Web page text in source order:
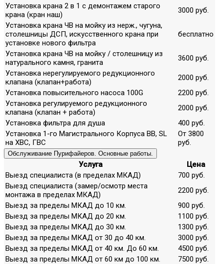
Установка крана 2 в 1 с демонтажем старого
крана (кран наш)
3000 руб.
Установка крана ЧВ на мойку из нерж., чугуна,
столешницы ДСП, искусственного крана при
установке нового фильтра
бесплатно
Установка крана ЧВ на мойку / столешницу из
натурального камня, гранита
3600 руб.
Установка нерегулируемого редукционного
клапана (клапан+работа)
2000 руб.
Установка повысительного насоса 100G
2200 руб.
Установка регулируемого редукционного
клапана (клапан + работа)
2000 руб.
Установка фильтра для душа
400 руб.
Установка 1-го Магистрального Корпуса ВВ, SL
на ХВС, ГВС
От 3800
руб.
Обслуживание Пурифайеров. Основные работы.
Услуга
Цена
Выезд специалиста (в пределах МКАД)
700 руб.
Выезд специалиста (замер/осмотр места
монтажа в пределах МКАД)
2200 руб.
Выезд за пределы МКАД до 10 км.
900 руб.
Выезд за пределы МКАД до 20 км.
1100 руб.
Выезд за пределы МКАД до 30 км.
1300 руб.
Выезд за пределы МКАД от 30 до 40 км.
3000 руб.
Выезд за пределы МКАД от 40 км. До 60 км.
4500 руб.
Выезд за пределы МКАД от 60 км до 100 км.
7500 руб.